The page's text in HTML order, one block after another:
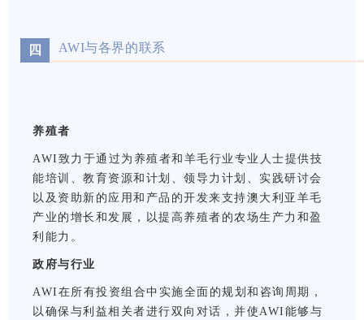
四 AWI与各界的联系
养殖者
AWI致力于通过为养殖者和羊毛行业专业人士提供技
能培训、教育资源和计划、领导力计划、实践研讨会
以及资助新的应用和产品的开发来支持澳大利亚羊毛
产业的增长和发展，以提高养殖者的农场生产力和盈
利能力。
政府与行业
AWI在所有投资组合中实施全面的规划和咨询周期，
以确保与利益相关者进行双向对话，并使AWI能够与